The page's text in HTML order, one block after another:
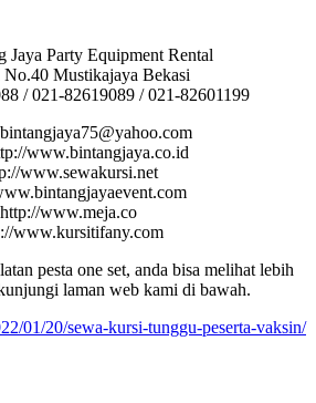
Jaya Party Equipment Rental
Mustikajaya Bekasi
/ 021-82619089 / 021-82601199
www.bintangjaya.co.id
www.sewakursi.net
http://www.meja.co
www.kursitifany.com
pesta one set, anda bisa melihat lebih
laman web kami di bawah.
01/20/sewa-kursi-tunggu-peserta-vaksin/